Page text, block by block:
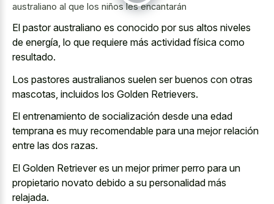
australiano al que los niños les encantarán
El pastor australiano es conocido por sus altos niveles
de energía, lo que requiere más actividad física como
resultado.
Los pastores australianos suelen ser buenos con otras
mascotas, incluidos los Golden Retrievers.
El entrenamiento de socialización desde una edad
temprana es muy recomendable para una mejor relación
entre las dos razas.
El Golden Retriever es un mejor primer perro para un
propietario novato debido a su personalidad más
relajada.